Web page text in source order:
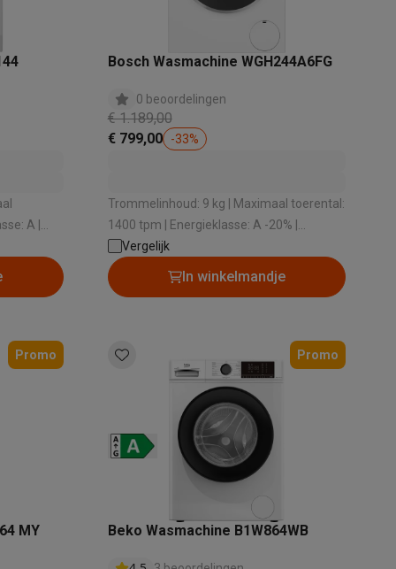
Fold8
A |
|
Bosch Wasmachine WGH244A6FG
0 beoordelingen
€ 1.189,00
€ 799,00
-33%
Trommelinhoud: 9 kg | Maximaal toerental:
1400 tpm | Energieklasse: A -20% |
Geluidsniveau bij het zwieren: 70 dB |
Dosering wasmiddel: Automatische
dosering
Vergelijk
In winkelmandje
Promo
MY
Promo
Beko Wasmachine B1W864WB